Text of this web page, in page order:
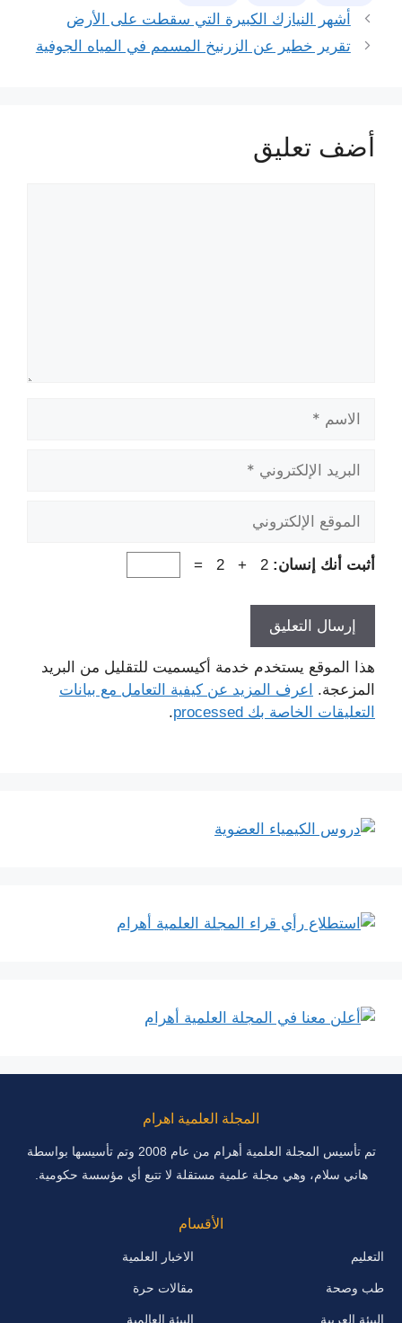
ﺃﺷﻬﺮ ﺍﻟﻨﻴﺎﺯﻙ ﺍﻟﻜﺒﻴﺮﺓ ﺍﻟﺘﻲ ﺳﻘﻄﺖ ﻋﻠﻰ ﺍﻷﺭﺽ
ﺗﻘﺮﻳﺮ ﺧﻄﻴﺮ ﻋﻦ ﺍﻟﺰﺭﻧﻴﺦ ﺍﻟﻤﺴﻤﻢ ﻓﻲ ﺍﻟﻤﻴﺎﻩ ﺍﻟﺠﻮﻓﻴﺔ
أضف تعليق
الإلكتروني
الإلكتروني
أثبت أنك إنسان: 2 + 2 =
هذا الموقع يستخدم خدمة أكيسميت للتقليل من البريد
المزعجة.
اعرف المزيد عن كيفية التعامل مع بيانات
التعليقات الخاصة بك processed
.
المجلة العلمية اهرام
تم تأسيس المجلة العلمية أهرام من عام 2008 وتم تأسيسها بواسطة
هاني سلام، وهي مجلة علمية مستقلة لا تتبع أي مؤسسة حكومية.
الأقسام
التعليم الاخبار العلمية
طب وصحة مقالات حرة
البيئة العربية البيئة العالمية